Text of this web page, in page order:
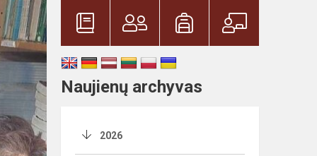
Naujienų archyvas
2026